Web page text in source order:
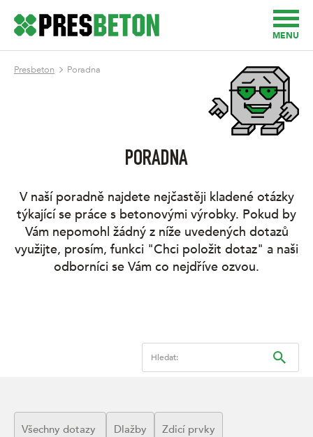
MENU
Presbeton Poradna
PORADNA
V naší poradně najdete nejčastěji kladené otázky
týkající se práce s betonovými výrobky. Pokud by
Vám nepomohl žádný z níže uvedených dotazů
využijte, prosím, funkci "Chci položit dotaz" a naši
odborníci se Vám co nejdříve ozvou.
Hledat:
Všechny dotazy Dlažby Zdicí prvky